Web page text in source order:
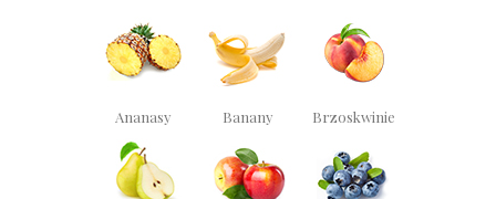
Ananasy Banany Brzoskwinie